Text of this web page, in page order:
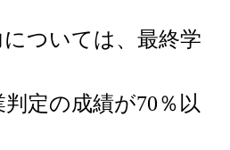
ついては、最終学
定の成績が70％以